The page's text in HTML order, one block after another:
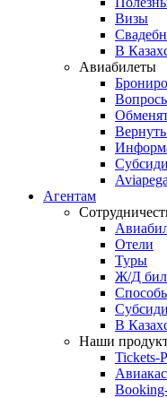
Визы
В
Авиабилеты
Агентам
Отели
Туры
Ж/Д
В
Наши
Tickets-